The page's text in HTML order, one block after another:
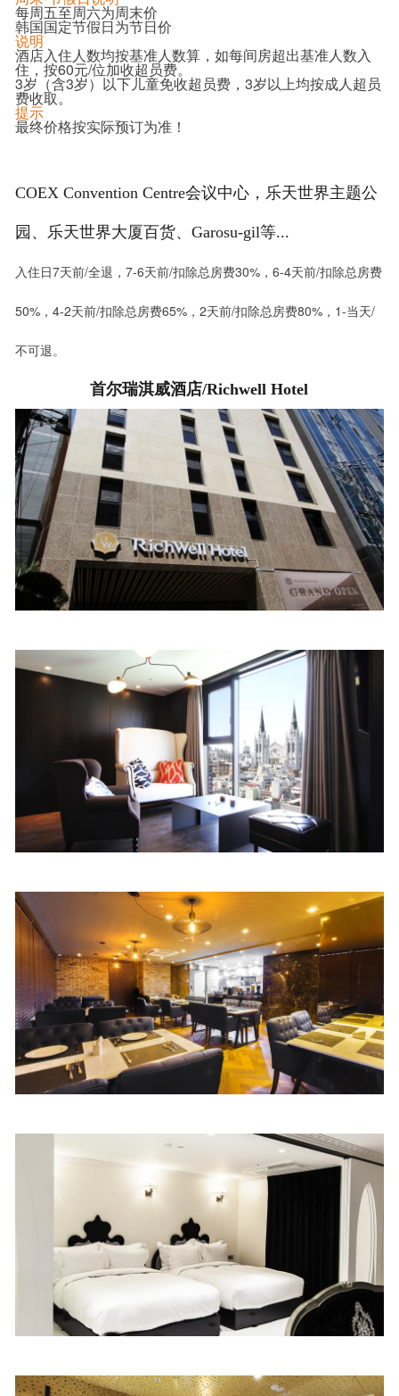
每周五至周六为周末价
韩国国定节假日为节日价
说明
酒店入住人数均按基准人数算，如每间房超出基准人数入
住，按60元/位加收超员费。
3岁（含3岁）以下儿童免收超员费，3岁以上均按成人超员
费收取。
提示
最终价格按实际预订为准！
COEX Convention Centre会议中心，乐天世界主题公
园、乐天世界大厦百货、Garosu-gil等...
入住日7天前/全退，7-6天前/扣除总房费30%，6-4天前/扣除总房费
50%，4-2天前/扣除总房费65%，2天前/扣除总房费80%，1-当天/
不可退。
首尔瑞淇威酒店/Richwell Hotel